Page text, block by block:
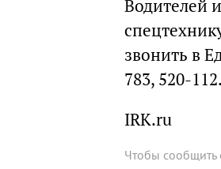
Водителей
звонить в
783, 520-112.
IRK.ru
Чтобы сообщить